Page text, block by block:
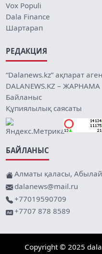
Vox Populi
Dala Finance
Шартарап
РЕДАКЦИЯ
“Dalanews.kz” ақпарат
DALANEWS.KZ – ЖАРНАМА
Байланыс
Құпиялылық саясаты
БАЙЛАНЫС
Алматы қаласы,
dalanews@mail.ru
+77019590709
+7707 878 8589
Copyright © 2025